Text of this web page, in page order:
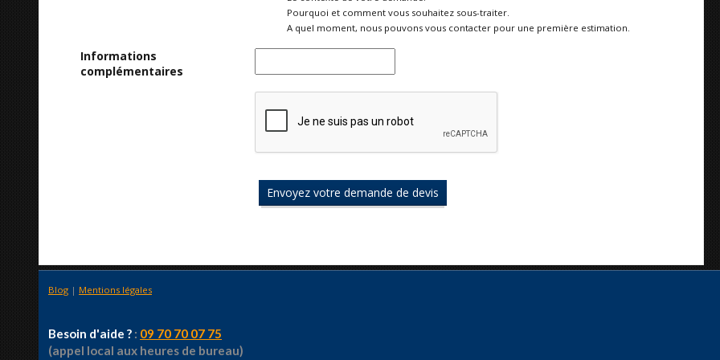
Pourquoi et comment vous souhaitez sous-traiter.
A quel moment, nous pouvons vous contacter pour une première estimation.
Informations
complémentaires
Blog | Mentions légales
Besoin d'aide ? : 09 70 70 07 75
(appel local aux heures de bureau)